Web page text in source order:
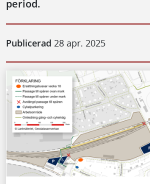
period.
Publicerad 28 apr. 2025